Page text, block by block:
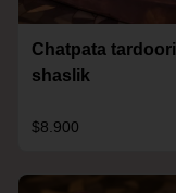
Chatpata tardoori
shaslik
$8.900